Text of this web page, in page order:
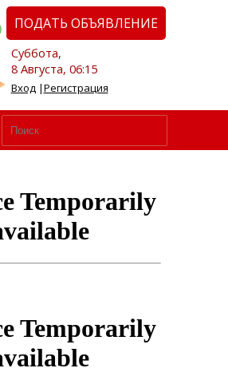
ПОДАТЬ ОБЪЯВЛЕНИЕ
Суббота,
8 Августа, 06:15
Вход|Регистрация